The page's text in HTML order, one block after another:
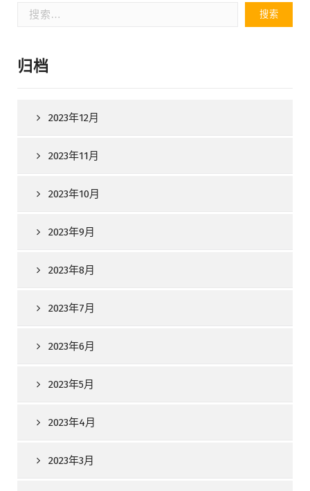
归档
2023年12月
2023年11月
2023年10月
2023年9月
2023年8月
2023年7月
2023年6月
2023年5月
2023年4月
2023年3月